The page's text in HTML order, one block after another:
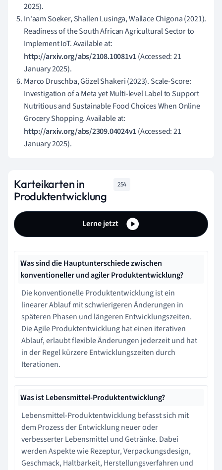
2025).
In'aam Soeker, Shallen Lusinga, Wallace Chigona (2021).
Readiness of the South African Agricultural Sector to
Implement IoT. Available at:
http://arxiv.org/abs/2108.10081v1(Accessed: 21
January 2025).
Marco Druschba, Gözel Shakeri (2023). Scale-Score:
Investigation of a Meta yet Multi-level Label to Support
Nutritious and Sustainable Food Choices When Online
Grocery Shopping. Available at:
http://arxiv.org/abs/2309.04024v1(Accessed: 21
January 2025).
Karteikarten in
Produktentwicklung
254
Lerne jetzt
Was sind die Hauptunterschiede zwischen
konventioneller und agiler Produktentwicklung?
Die konventionelle Produktentwicklung ist ein
linearer Ablauf mit schwierigeren Änderungen in
späteren Phasen und längeren Entwicklungszeiten.
Die Agile Produktentwicklung hat einen iterativen
Ablauf, erlaubt flexible Änderungen jederzeit und hat
in der Regel kürzere Entwicklungszeiten durch
Iterationen.
Was ist Lebensmittel-Produktentwicklung?
Lebensmittel-Produktentwicklung befasst sich mit
dem Prozess der Entwicklung neuer oder
verbesserter Lebensmittel und Getränke. Dabei
werden Aspekte wie Rezeptur, Verpackungsdesign,
Geschmack, Haltbarkeit, Herstellungsverfahren und